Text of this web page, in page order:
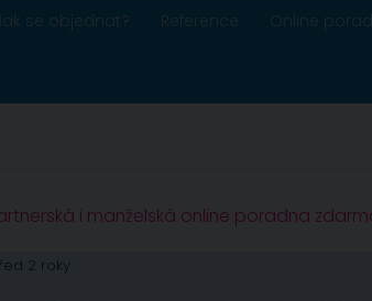
Jak se objednat? Reference Online
i manželská online poradna
2 roky